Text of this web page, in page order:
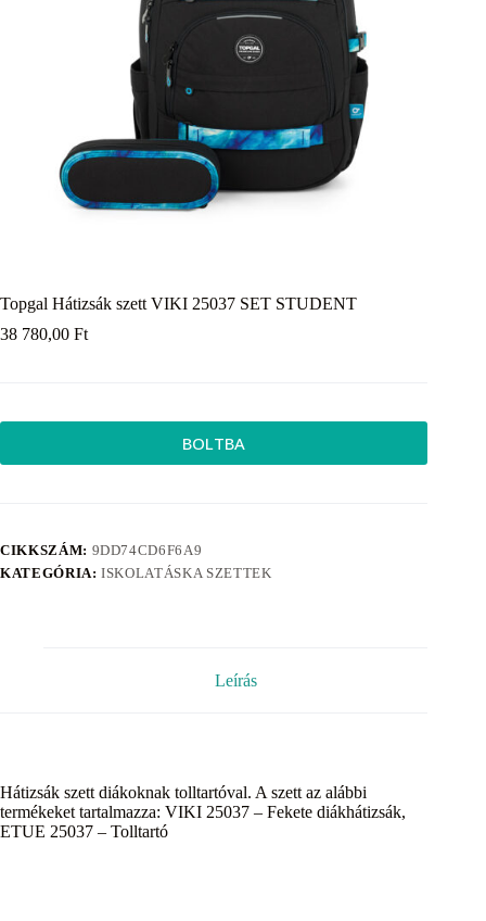
Topgal Hátizsák szett VIKI 25037 SET STUDENT
38 780,00 Ft
BOLTBA
CIKKSZÁM: 9DD74CD6F6A9
KATEGÓRIA:ISKOLATÁSKA SZETTEK
Leírás
Hátizsák szett diákoknak tolltartóval. A szett az alábbi
termékeket tartalmazza: VIKI 25037 – Fekete diákhátizsák,
ETUE 25037 – Tolltartó